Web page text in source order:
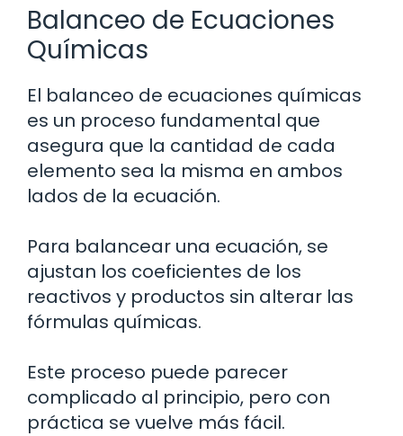
Balanceo de Ecuaciones
Químicas
El balanceo de ecuaciones químicas
es un proceso fundamental que
asegura que la cantidad de cada
elemento sea la misma en ambos
lados de la ecuación.
Para balancear una ecuación, se
ajustan los coeficientes de los
reactivos y productos sin alterar las
fórmulas químicas.
Este proceso puede parecer
complicado al principio, pero con
práctica se vuelve más fácil.